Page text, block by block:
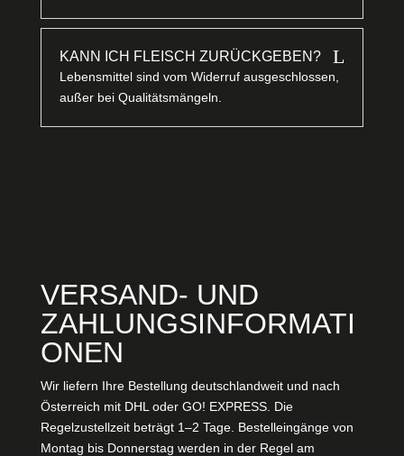
KANN ICH FLEISCH ZURÜCKGEBEN? L
Lebensmittel sind vom Widerruf ausgeschlossen,
außer bei Qualitätsmängeln.
VERSAND- UND
ZAHLUNGSINFORMATI
ONEN
Wir liefern Ihre Bestellung deutschlandweit und nach
Österreich mit DHL oder GO! EXPRESS. Die
Regelzustellzeit beträgt 1–2 Tage. Bestelleingänge von
Montag bis Donnerstag werden in der Regel am